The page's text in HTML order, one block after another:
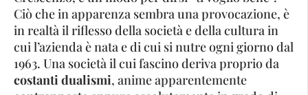
Ciò che in apparenza sembra una provocazione, è
in realtà il riflesso della società e della cultura in
cui l’azienda è nata e di cui si nutre ogni giorno dal
1963. Una società il cui fascino deriva proprio da
costanti dualismi, anime apparentemente